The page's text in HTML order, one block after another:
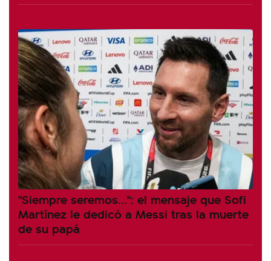
"Siempre seremos...": el mensaje que Sofi
Martínez le dedicó a Messi tras la muerte
de su papá